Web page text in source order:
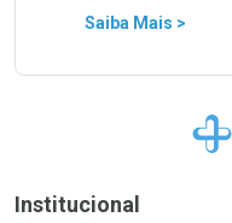
Saiba Mais >
Ir
Institucional